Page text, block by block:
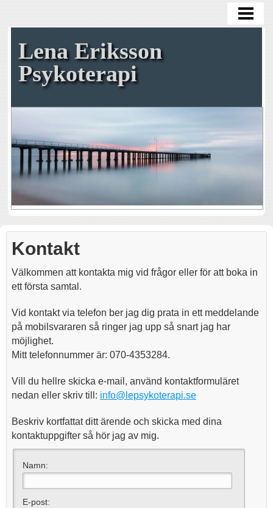
LEGITIMERAD PSYKOTERAPEUT
FÖRETAG
KONTAKT
Lena Eriksson
Psykoterapi
Kontakt
Välkommen att kontakta mig vid frågor eller för att boka in
ett första samtal.
Vid kontakt via telefon ber jag dig prata in ett meddelande
på mobilsvararen så ringer jag upp så snart jag har
möjlighet.
Mitt telefonnummer är: 070-4353284.
Vill du hellre skicka e-mail, använd kontaktformuläret
nedan eller skriv till: info@lepsykoterapi.se
Beskriv kortfattat ditt ärende och skicka med dina
kontaktuppgifter så hör jag av mig.
Namn:
E-post: